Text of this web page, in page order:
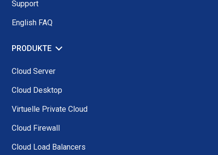
Support
English FAQ
PRODUKTE
Cloud Server
Cloud Desktop
Virtuelle Private Cloud
Cloud Firewall
Cloud Load Balancers